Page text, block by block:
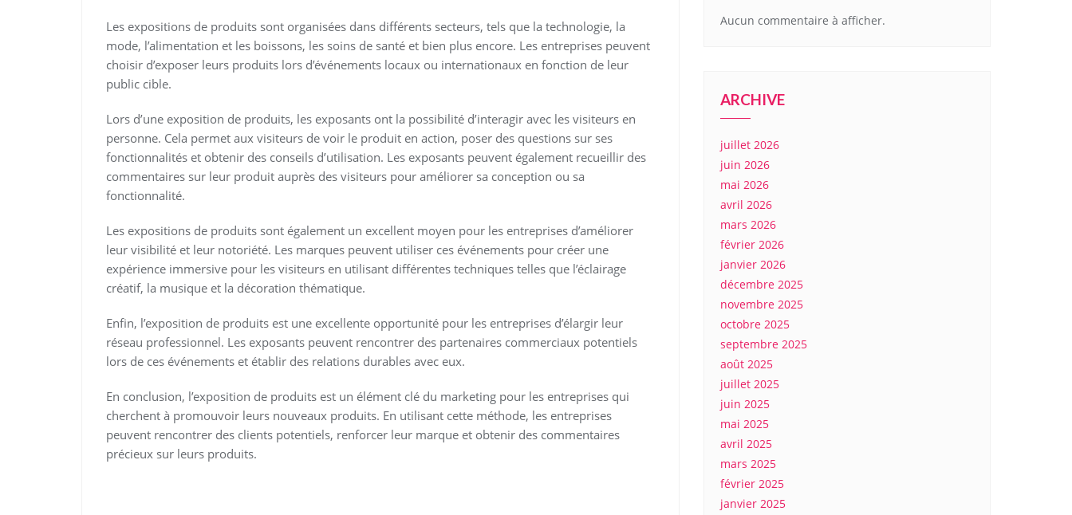
Les expositions de produits sont organisées dans différents secteurs, tels que la technologie, la
mode, l’alimentation et les boissons, les soins de santé et bien plus encore. Les entreprises peuvent
choisir d’exposer leurs produits lors d’événements locaux ou internationaux en fonction de leur
public cible.
Lors d’une exposition de produits, les exposants ont la possibilité d’interagir avec les visiteurs en
personne. Cela permet aux visiteurs de voir le produit en action, poser des questions sur ses
fonctionnalités et obtenir des conseils d’utilisation. Les exposants peuvent également recueillir des
commentaires sur leur produit auprès des visiteurs pour améliorer sa conception ou sa
fonctionnalité.
Les expositions de produits sont également un excellent moyen pour les entreprises d’améliorer
leur visibilité et leur notoriété. Les marques peuvent utiliser ces événements pour créer une
expérience immersive pour les visiteurs en utilisant différentes techniques telles que l’éclairage
créatif, la musique et la décoration thématique.
Enfin, l’exposition de produits est une excellente opportunité pour les entreprises d’élargir leur
réseau professionnel. Les exposants peuvent rencontrer des partenaires commerciaux potentiels
lors de ces événements et établir des relations durables avec eux.
En conclusion, l’exposition de produits est un élément clé du marketing pour les entreprises qui
cherchent à promouvoir leurs nouveaux produits. En utilisant cette méthode, les entreprises
peuvent rencontrer des clients potentiels, renforcer leur marque et obtenir des commentaires
précieux sur leurs produits.
Aucun commentaire à afficher.
ARCHIVE
juillet 2026
juin 2026
mai 2026
avril 2026
mars 2026
février 2026
janvier 2026
décembre 2025
novembre 2025
octobre 2025
septembre 2025
août 2025
juillet 2025
juin 2025
mai 2025
avril 2025
mars 2025
février 2025
janvier 2025